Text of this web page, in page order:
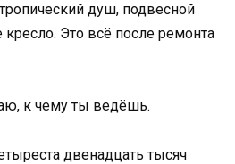
душ, подвесной
Это всё после ремонта
к чему ты ведёшь.
двенадцать тысяч